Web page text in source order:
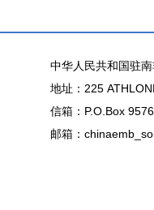
中华人民共和国驻
地址：225
信箱：P.O.Box
邮箱：